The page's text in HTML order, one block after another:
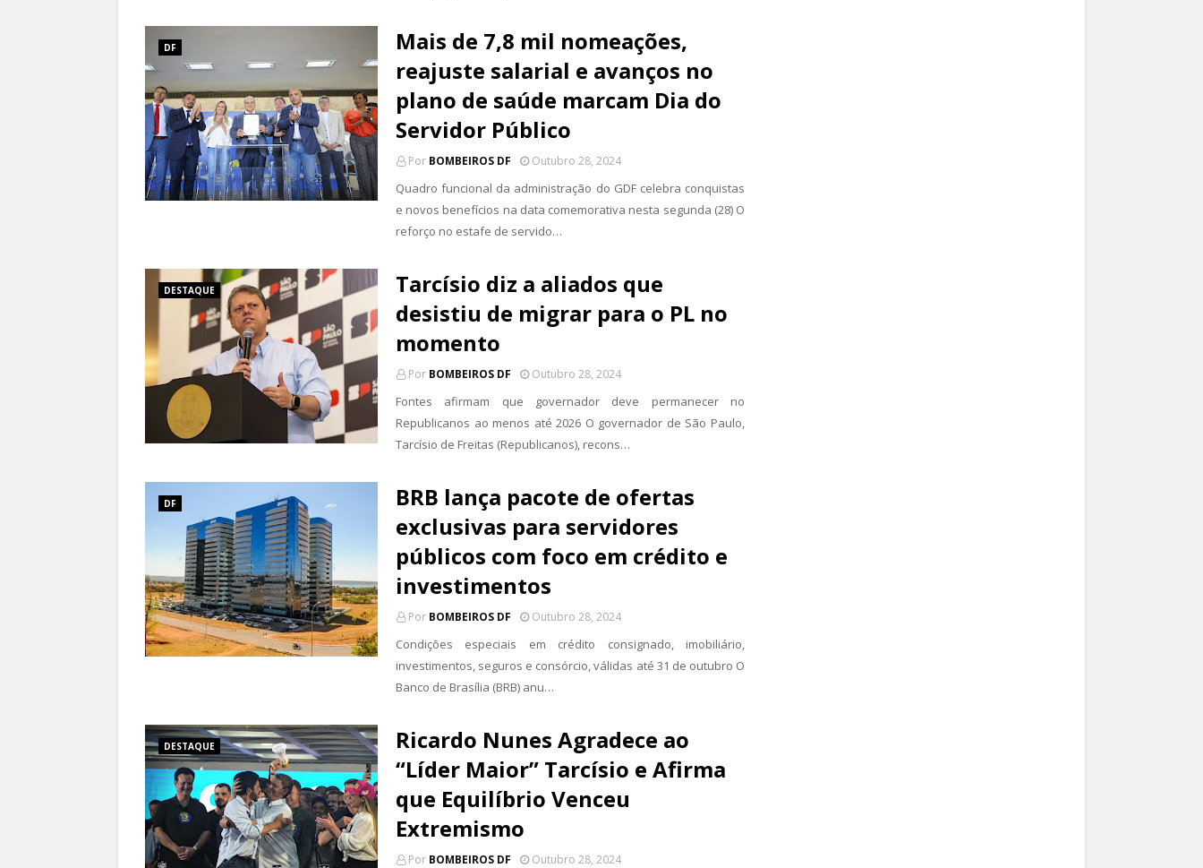
DF
Mais de 7,8 mil nomeações,
reajuste salarial e avanços no
plano de saúde marcam Dia do
Servidor Público
Por BOMBEIROS DF Outubro 28, 2024
Quadro funcional da administração do GDF celebra conquistas
e novos benefícios na data comemorativa nesta segunda (28) O
reforço no estafe de servido…
DESTAQUE
Tarcísio diz a aliados que
desistiu de migrar para o PL no
momento
Por BOMBEIROS DF Outubro 28, 2024
Fontes afirmam que governador deve permanecer no
Republicanos ao menos até 2026 O governador de São Paulo,
Tarcísio de Freitas (Republicanos), recons…
DF
BRB lança pacote de ofertas
exclusivas para servidores
públicos com foco em crédito e
investimentos
Por BOMBEIROS DF Outubro 28, 2024
Condições especiais em crédito consignado, imobiliário,
investimentos, seguros e consórcio, válidas até 31 de outubro O
Banco de Brasília (BRB) anu…
DESTAQUE
Ricardo Nunes Agradece ao
“Líder Maior” Tarcísio e Afirma
que Equilíbrio Venceu
Extremismo
Por BOMBEIROS DF Outubro 28, 2024